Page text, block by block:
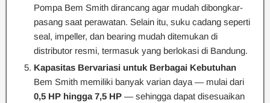
Pompa Bem Smith dirancang agar mudah dibongkar-
pasang saat perawatan. Selain itu, suku cadang seperti
seal, impeller, dan bearing mudah ditemukan di
distributor resmi, termasuk yang berlokasi di Bandung.
Kapasitas Bervariasi untuk Berbagai Kebutuhan
Bem Smith memiliki banyak varian daya — mulai dari
0,5 HP hingga 7,5 HP — sehingga dapat disesuaikan